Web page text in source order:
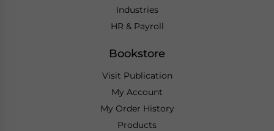
Industries
HR & Payroll
Bookstore
Visit Publication
My Account
My Order History
Products